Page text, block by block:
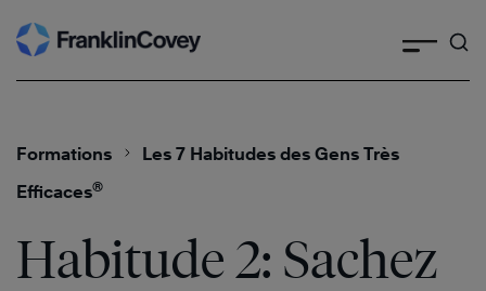
Skip
to
Formations
Les 7 Habitudes des Gens Très
Efficaces®
Habitude 2: Sachez